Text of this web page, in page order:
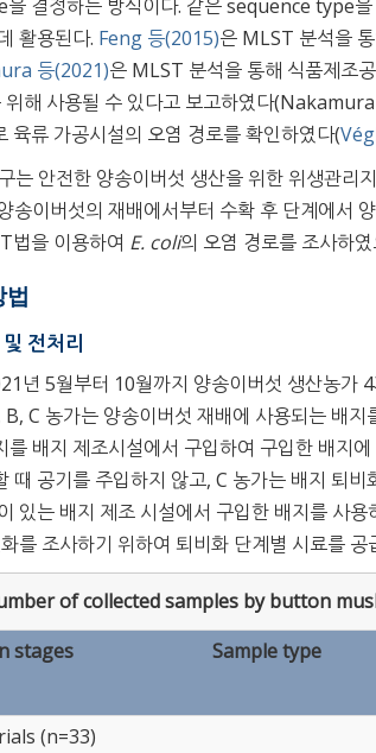
결정하는 방식이다. 같은 sequence type을
활용된다. Feng 등(2015)은 MLST 분석을
등(2021)은 MLST 분석을 통해 식품제조
위해 사용될 수 있다고 보고하였다
육류 가공시설의 오염 경로를 확인하였다(
는 안전한 양송이버섯 생산을 위한 위생관리
송이버섯의 재배에서부터 수확 후 단계에서
법을 이용하여 E. coli의 오염 경로를 조사하
전처리
년 5월부터 10월까지 양송이버섯 생산농가
B, C 농가는 양송이버섯 재배에 사용되는 배
를 배지 제조시설에서 구입하여 구입한 배지
때 공기를 주입하지 않고, C 농가는 배지 퇴
있는 배지 제조 시설에서 구입한 배지를 사
를 조사하기 위하여 퇴비화 단계별 시료를
of collected samples by button
stages
Sample type
(n=33)